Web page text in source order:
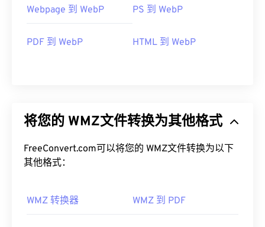
Webpage 到 WebP PS 到 WebP
PDF 到 WebP HTML 到 WebP
将您的 WMZ文件转换为其他格式
FreeConvert.com可以将您的 WMZ文件转换为以下
其他格式：
WMZ 转换器 WMZ 到 PDF